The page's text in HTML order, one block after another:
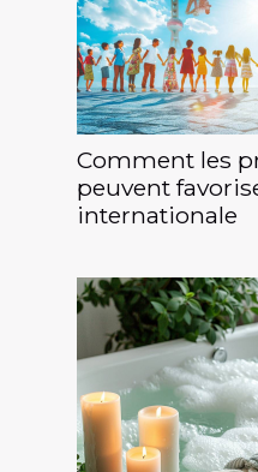
Comment les
peuvent
internationale